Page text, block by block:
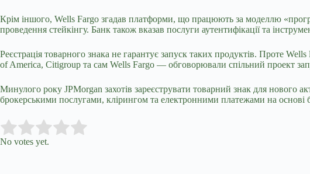
Крім іншого, Wells Fargo згадав платформи, що працюють за моделлю
проведення стейкінгу. Банк також вказав послуги аутентифікації та
Реєстрація товарного знака не гарантує запуск таких продуктів. Проте
of America, Citigroup та сам Wells Fargo — обговорювали спільний проект
Минулого року JPMorgan захотів зареєструвати товарний знак для нового
брокерськими послугами, клірингом та електронними платежами на основі
Rate this item:
No votes yet.